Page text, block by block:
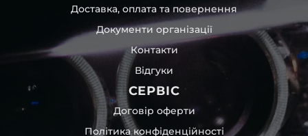
Доставка, оплата та повернення
Документи організації
Контакти
Відгуки
СЕРВІС
Договір оферти
Політика конфіденційності